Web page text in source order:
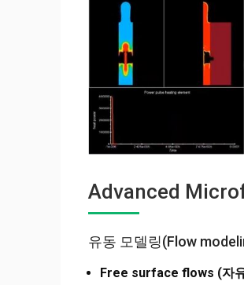
Advanced
유동 모델링(Flow
Free surface flows (자